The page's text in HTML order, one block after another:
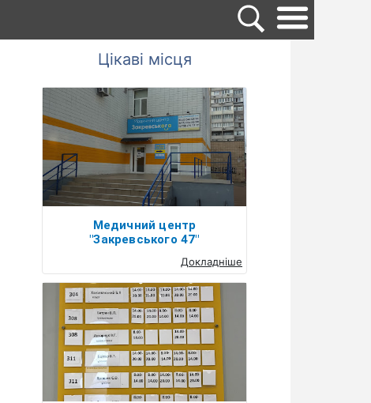
Цікаві місця
Медичний центр
"Закревського 47"
Докладніше